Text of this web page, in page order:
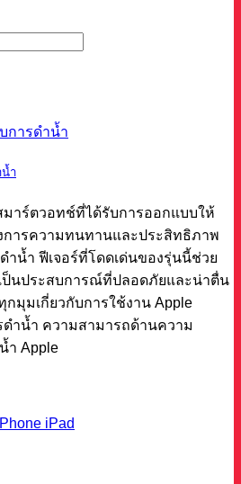
น้ำ
มาร์ตวอทช์ที่ได้รับการออกแบบให้
ารความทนทานและประสิทธิภาพ
ำน้ำ ฟีเจอร์ที่โดดเด่นของรุ่นนี้ช่วย
ป็นประสบการณ์ที่ปลอดภัยและน่าตื่น
กมุมเกี่ยวกับการใช้งาน Apple
ดำน้ำ ความสามารถด้านความ
ำ Apple